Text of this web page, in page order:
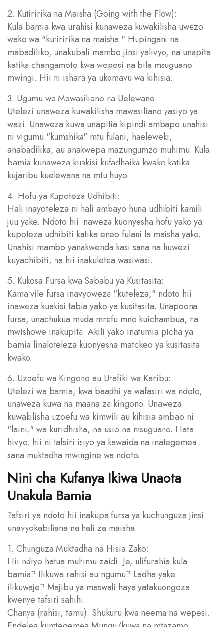
2. Kutiririka na Maisha (Going with the Flow):
Kula bamia kwa urahisi kunaweza kuwakilisha uwezo
wako wa "kutiririka na maisha." Hupingani na
mabadiliko, unakubali mambo jinsi yalivyo, na unapita
katika changamoto kwa wepesi na bila msuguano
mwingi. Hii ni ishara ya ukomavu wa kihisia.
3. Ugumu wa Mawasiliano na Uelewano:
Utelezi unaweza kuwakilisha mawasiliano yasiyo ya
wazi. Unaweza kuwa unapitia kipindi ambapo unahisi
ni vigumu "kumshika" mtu fulani, haeleweki,
anabadilika, au anakwepa mazungumzo muhimu. Kula
bamia kunaweza kuakisi kufadhaika kwako katika
kujaribu kuelewana na mtu huyo.
4. Hofu ya Kupoteza Udhibiti:
Hali inayoteleza ni hali ambayo huna udhibiti kamili
juu yake. Ndoto hii inaweza kuonyesha hofu yako ya
kupoteza udhibiti katika eneo fulani la maisha yako.
Unahisi mambo yanakwenda kasi sana na huwezi
kuyadhibiti, na hii inakuletea wasiwasi.
5. Kukosa Fursa kwa Sababu ya Kusitasita:
Kama vile fursa inavyoweza "kuteleza," ndoto hii
inaweza kuakisi tabia yako ya kusitasita. Unapoona
fursa, unachukua muda mrefu mno kuichambua, na
mwishowe inakupita. Akili yako inatumia picha ya
bamia linaloteleza kuonyesha matokeo ya kusitasita
kwako.
6. Uzoefu wa Kingono au Urafiki wa Karibu:
Utelezi wa bamia, kwa baadhi ya wafasiri wa ndoto,
unaweza kuwa na maana za kingono. Unaweza
kuwakilisha uzoefu wa kimwili au kihisia ambao ni
"laini," wa kuridhisha, na usio na msuguano. Hata
hivyo, hii ni tafsiri isiyo ya kawaida na inategemea
sana muktadha mwingine wa ndoto.
Nini cha Kufanya Ikiwa Unaota
Unakula Bamia
Tafsiri ya ndoto hii inakupa fursa ya kuchunguza jinsi
unavyokabiliana na hali za maisha.
1. Chunguza Muktadha na Hisia Zako:
Hii ndiyo hatua muhimu zaidi. Je, ulifurahia kula
bamia? Ilikuwa rahisi au ngumu? Ladha yake
ilikuwaje? Majibu ya maswali haya yatakuongoza
kwenye tafsiri sahihi.
Chanya (rahisi, tamu): Shukuru kwa neema na wepesi.